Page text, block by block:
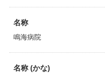
名称
鳴海病院
名称 (かな)